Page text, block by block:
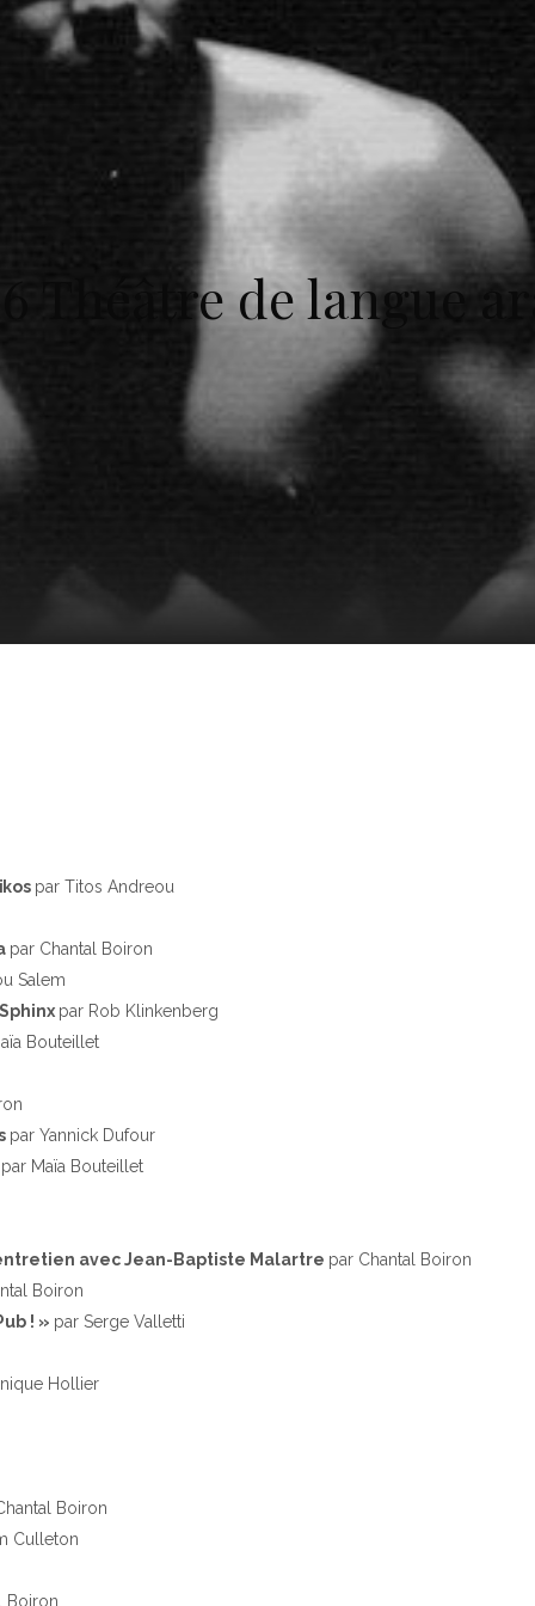
Théâtre de langue
par Titos Andreou
par Chantal Boiron
Salem
par Rob Klinkenberg
Bouteillet
par Yannick Dufour
par Maïa Bouteillet
avec Jean-Baptiste Malartre par Chantal Boiron
Boiron
! » par Serge Valletti
Hollier
Boiron
Culleton
Boiron